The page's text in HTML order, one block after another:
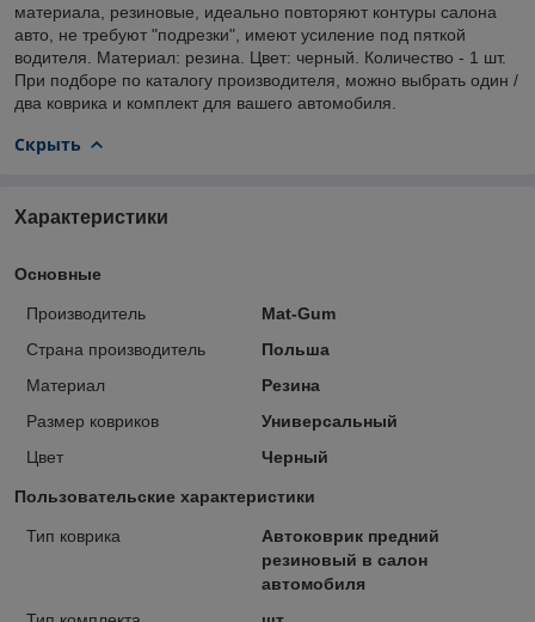
материала, резиновые, идеально повторяют контуры салона
авто, не требуют "подрезки", имеют усиление под пяткой
водителя. Материал: резина. Цвет: черный. Количество - 1 шт.
При подборе по каталогу производителя, можно выбрать один /
два коврика и комплект для вашего автомобиля.
Скрыть
Характеристики
Основные
Производитель
Mat-Gum
Страна производитель
Польша
Материал
Резина
Размер ковриков
Универсальный
Цвет
Черный
Пользовательские характеристики
Тип коврика
Автоковрик предний
резиновый в салон
автомобиля